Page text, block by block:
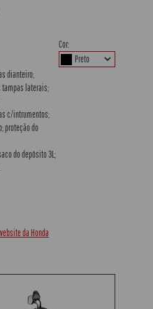
dianteiro;
tampas laterais;
c/intrumentos;
proteção do
do depósito 3L;
Cor:
da Honda